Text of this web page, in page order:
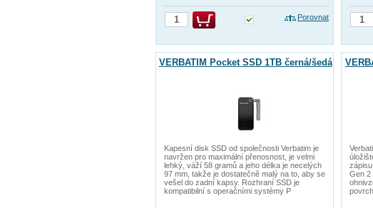
Porovnat
VERBATIM Pocket SSD 1TB černá/šedá
Kapesní disk SSD od společnosti Verbatim je
navržen pro maximální přenosnost, je velmi
lehký, váží 58 gramů a jeho délka je necelých
97 mm, takže je dostatečně malý na to, aby se
vešel do zadní kapsy. Rozhraní SSD je
kompatibilní s operačními systémy P
Gen 2